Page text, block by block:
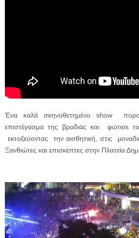
Ένα καλά σκηνοθετημένο show
επιστέγασμα της βραδιάς και φώτισε
εκτοξεύοντας την αισθητική, στις
Ξανθιώτες και επισκέπτες στην Πλατεία